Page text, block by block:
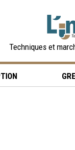
Techniques et